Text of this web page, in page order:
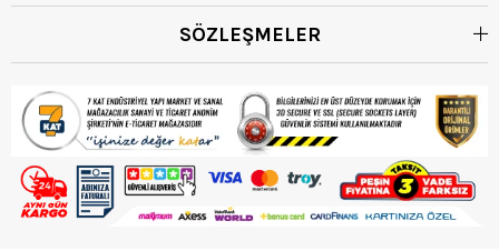
SÖZLEŞMELER